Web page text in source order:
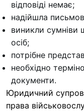
відповіді немає;
надійшла
виникли сумніви
осіб;
потрібне
необхідно
документи.
Юридичний
права